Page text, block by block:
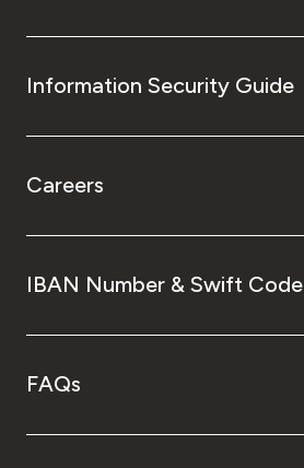
Information Security Guide
Careers
IBAN Number & Swift Code
FAQs